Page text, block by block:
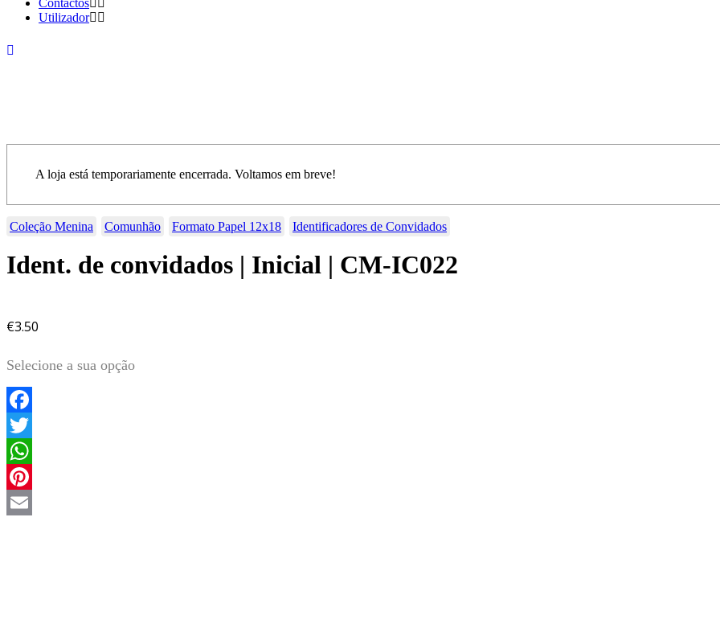
Contactos
Utilizador
A loja está temporariamente encerrada. Voltamos em breve!
Coleção Menina Comunhão Formato Papel 12x18 Identificadores de Convidados
Ident. de convidados | Inicial | CM-IC022
€3.50
Selecione a sua opção
Facebook
Twitter
WhatsApp
Pinterest